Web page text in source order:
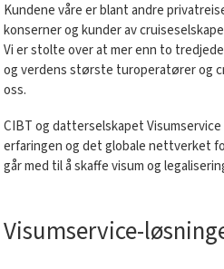
Kundene våre er blant andre
konserner og kunder av
Vi er stolte over at mer enn to
og verdens største turoperatører og
oss.
CIBT og datterselskapet
erfaringen og det globale nettverket
går med til å skaffe visum og
Visumservice-